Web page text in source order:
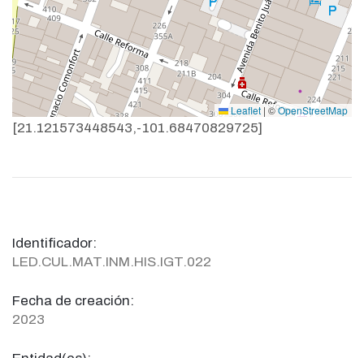
Leaflet |©OpenStreetMap
[21.121573448543,-101.68470829725]
Identificador:
LED.CUL.MAT.INM.HIS.IGT.022
Fecha de creación:
2023